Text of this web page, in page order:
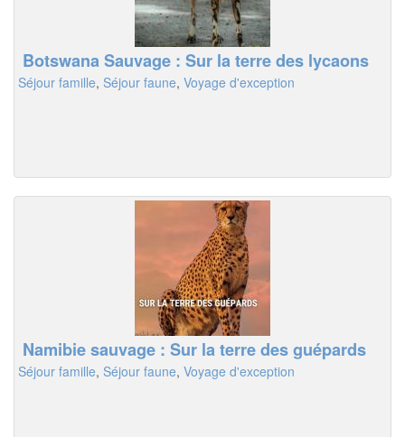
Botswana Sauvage : Sur la terre des lycaons
Séjour famille, Séjour faune, Voyage d'exception
Namibie sauvage : Sur la terre des guépards
Séjour famille, Séjour faune, Voyage d'exception